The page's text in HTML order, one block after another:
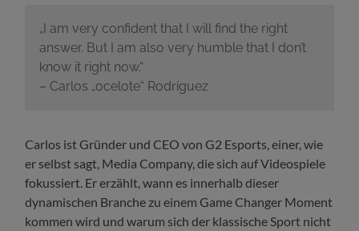
„I am very confident that I will find the right
answer. But I am also very humble that I don’t
know it right now.“
– Carlos „ocelote“ Rodríguez
Carlos ist Gründer und CEO von G2 Esports, einer, wie
er selbst sagt, Media Company, die sich auf Videospiele
fokussiert. Er erzählt, wann es innerhalb dieser
dynamischen Branche zu einem Game Changer Moment
kommen wird und warum sich der klassische Sport nicht